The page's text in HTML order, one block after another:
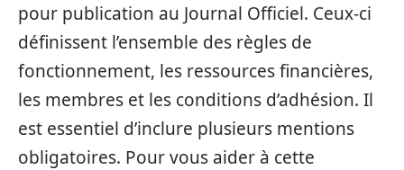
pour publication au Journal Officiel. Ceux-ci
définissent l’ensemble des règles de
fonctionnement, les ressources financières,
les membres et les conditions d’adhésion. Il
est essentiel d’inclure plusieurs mentions
obligatoires. Pour vous aider à cette